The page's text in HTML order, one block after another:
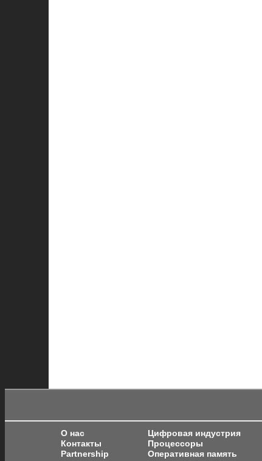
О нас
Контакты
Partnership
Цифровая индустрия
Процессоры
Оперативная память